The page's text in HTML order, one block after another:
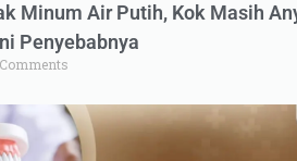
Minum Air Putih, Kok Masih
Penyebabnya